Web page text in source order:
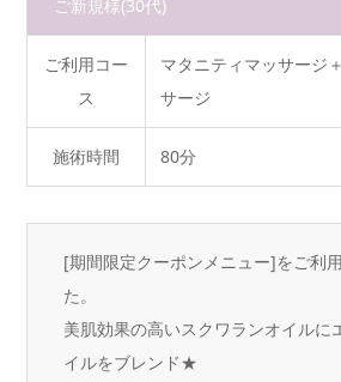
ご新規様(30代)
ご利用コー
ス
マタニティマッサージ
サージ
施術時間 80分
[期間限定クーポンメニュー]をご利
た。
美肌効果の高いスクワランオイルに
イルをブレンド★